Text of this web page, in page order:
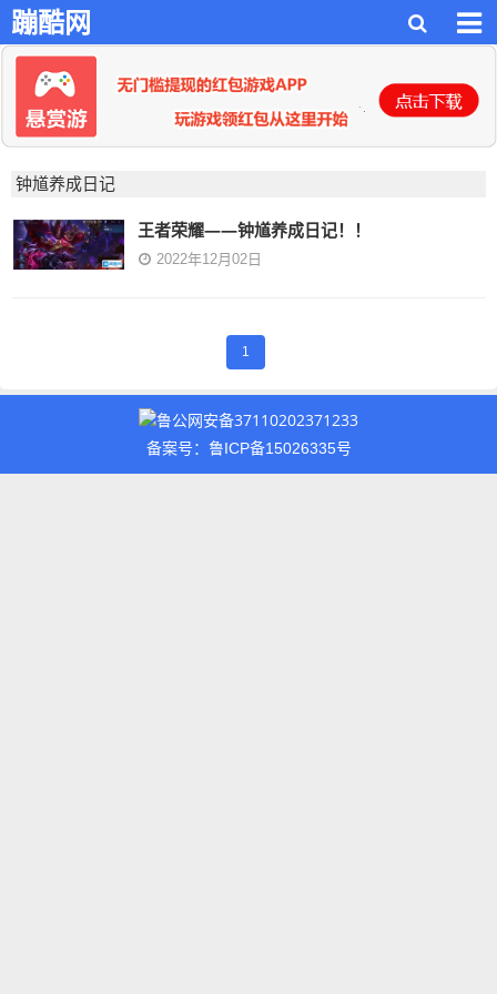
蹦酷网
钟馗养成日记
王者荣耀——钟馗养成日记！！
2022年12月02日
1
鲁公网安备37110202371233
备案号：鲁ICP备15026335号